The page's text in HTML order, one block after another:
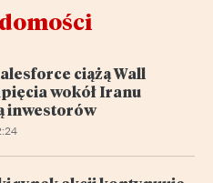
ciążą Wall
wokół Iranu
inwestorów